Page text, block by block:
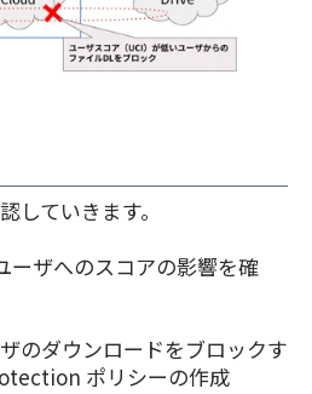
していきます。
ーザへのスコアの影響を確
のダウンロードをブロックす
ポリシーの作成